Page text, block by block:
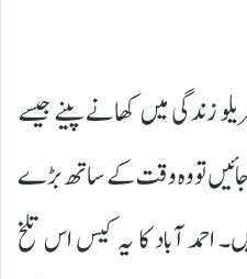
زندگی میں کھانے پینے جیسے
جائیں تو وہ وقت کے ساتھ بڑے
احمد آباد کا یہ کیس اس تلخ